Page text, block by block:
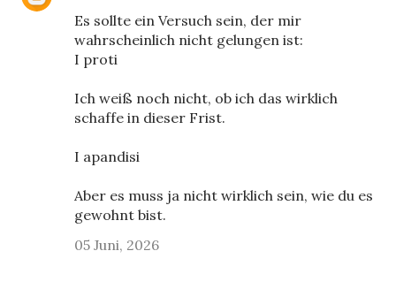
Es sollte ein Versuch sein, der mir
wahrscheinlich nicht gelungen ist:
I proti
Ich weiß noch nicht, ob ich das wirklich
schaffe in dieser Frist.
I apandisi
Aber es muss ja nicht wirklich sein, wie du es
gewohnt bist.
05 Juni, 2026